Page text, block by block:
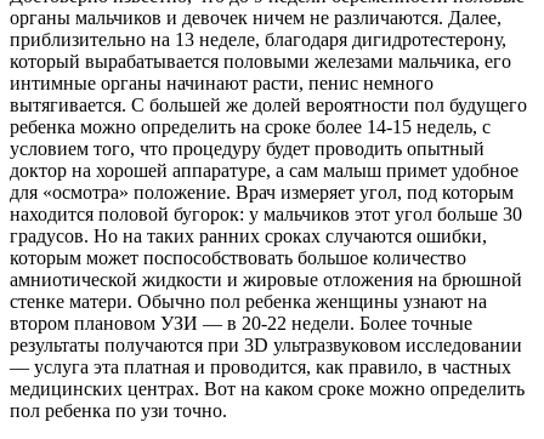
органы мальчиков и девочек ничем не различаются. Далее,
приблизительно на 13 неделе, благодаря дигидротестерону,
который вырабатывается половыми железами мальчика, его
интимные органы начинают расти, пенис немного
вытягивается. С большей же долей вероятности пол будущего
ребенка можно определить на сроке более 14-15 недель, с
условием того, что процедуру будет проводить опытный
доктор на хорошей аппаратуре, а сам малыш примет удобное
для «осмотра» положение. Врач измеряет угол, под которым
находится половой бугорок: у мальчиков этот угол больше 30
градусов. Но на таких ранних сроках случаются ошибки,
которым может поспособствовать большое количество
амниотической жидкости и жировые отложения на брюшной
стенке матери. Обычно пол ребенка женщины узнают на
втором плановом УЗИ — в 20-22 недели. Более точные
результаты получаются при 3D ультразвуковом исследовании
— услуга эта платная и проводится, как правило, в частных
медицинских центрах. Вот на каком сроке можно определить
пол ребенка по узи точно.